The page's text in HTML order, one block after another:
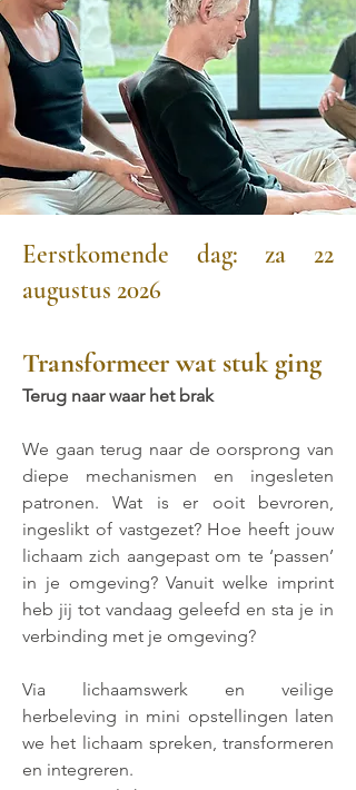
Eerstkomende dag: za 22
augustus 2026
Transformeer wat stuk ging
Terug naar waar het brak
We gaan terug naar de oorsprong van
diepe mechanismen en ingesleten
patronen. Wat is er ooit bevroren,
ingeslikt of vastgezet? Hoe heeft jouw
lichaam zich aangepast om te ‘passen’
in je omgeving? Vanuit welke imprint
heb jij tot vandaag geleefd en sta je in
verbinding met je omgeving?
Via lichaamswerk en veilige
herbeleving in mini opstellingen laten
we het lichaam spreken, transformeren
en integreren.